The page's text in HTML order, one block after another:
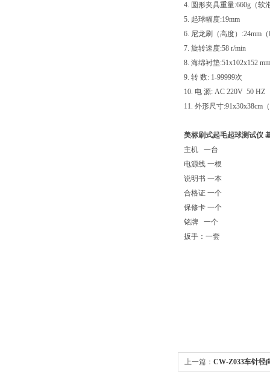
4. 圆形夹具重量:660g（软
5. 起球幅度:19mm
6. 尼龙刷（高度）:24mm（
7. 旋转速度:58 r/min
8. 海绵衬垫:51x102x152 mm
9. 转 数: 1-99999次
10. 电 源: AC 220V 50 HZ
11. 外形尺寸:91x30x38cm
美标刷式起毛起球测试仪
主机 一台
电源线 一根
说明书 一本
合格证 一个
保修卡 一个
铭牌 一个
扳手：一套
上一篇： CW-Z033车针径